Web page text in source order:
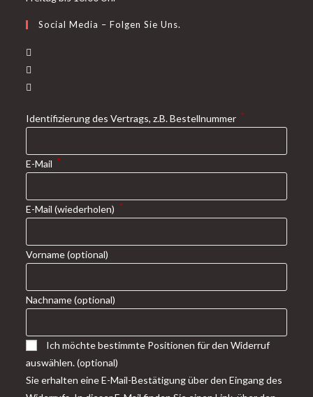
Social Media – Folgen Sie Uns.
tab
new
a
tab
Identifizierung des Vertrags, z.B. Bestellnummer *
E-Mail *
E-Mail (wiederholen) *
Vorname(optional)
Nachname(optional)
Ich möchte bestimmte Positionen für den Widerruf
auswählen.(optional)
Sie erhalten eine E-Mail-Bestätigung über den Eingang des